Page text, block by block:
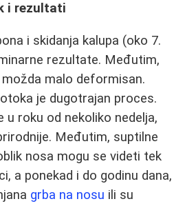
i rezultati
i skidanja kalupa (oko 7.
rezultate. Međutim,
malo deformisan.
je dugotrajan proces.
u roku od nekoliko nedelja,
Međutim, suptilne
nosa mogu se videti tek
a ponekad i do godinu dana,
grba na nosu ili su